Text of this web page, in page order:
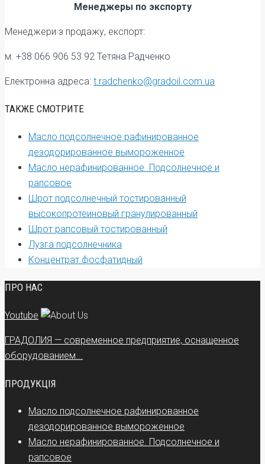
Менеджеры по экспорту
Менеджери з продажу, експорт:
м. +38 066 906 53 92 Тетяна Радченко
Електронна адреса: t.radchenko@gradoil.com.ua
ТАКЖЕ СМОТРИТЕ
Масло подсолнечное рафинированное
дезодорированное вымороженное
Масло нерафинированное. Подсолнечное и
рапсовое
Шрот подсолнечный тостированный
высокопротеиновый гранулированный
Шрот рапсовый тостированный
Лузга подсолнечника
Концентрат фосфатидный
ПРО НАС
Youtube
ГРАДОЛИЯ — современное предприятие, оснащенное
оборудованием...
ПРОДУКЦІЯ
Масло подсолнечное рафинированное
дезодорированное вымороженное
Масло нерафинированное. Подсолнечное и
рапсовое